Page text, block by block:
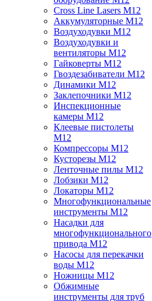
Cross Line Lasers M12
Аккумуляторные M12
Воздуходувки M12
Воздуходувки и
вентиляторы M12
Гайковерты M12
Гвоздезабиватели M12
Динамики M12
Заклепочники M12
Инспекционные
камеры M12
Клеевые пистолеты
M12
Компрессоры M12
Кусторезы M12
Ленточные пилы M12
Лобзики M12
Локаторы M12
Многофункциональные
инструменты M12
Насадки для
многофункционального
привода M12
Насосы для перекачки
воды M12
Ножницы M12
Обжимные
инструменты для труб